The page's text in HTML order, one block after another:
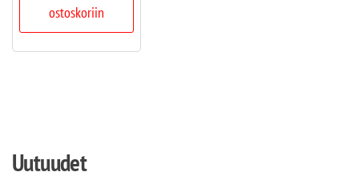
ostoskoriin
Uutuudet